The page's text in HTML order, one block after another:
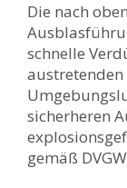
Die nach
schnelle
sicherheren
gemäß